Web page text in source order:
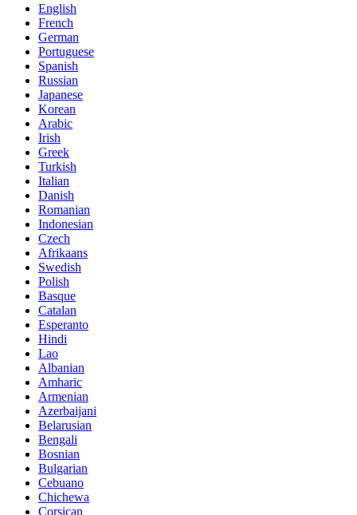
English
French
German
Portuguese
Spanish
Russian
Japanese
Korean
Arabic
Irish
Greek
Turkish
Italian
Danish
Romanian
Indonesian
Czech
Afrikaans
Swedish
Polish
Basque
Catalan
Esperanto
Hindi
Lao
Albanian
Amharic
Armenian
Azerbaijani
Belarusian
Bengali
Bosnian
Bulgarian
Cebuano
Chichewa
Corsican